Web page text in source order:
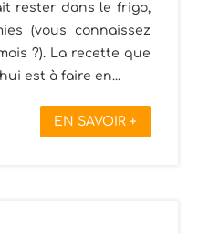
rester dans le frigo,
(vous connaissez
?). La recette que
est à faire en...
EN SAVOIR +